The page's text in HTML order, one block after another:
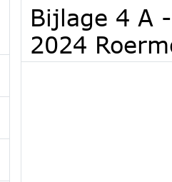
Bijlage 4 A
2024